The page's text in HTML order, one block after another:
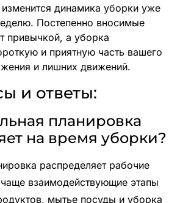
динамика уборки уже
Постепенно вносимые
привычкой, а уборка
и приятную часть вашего
и лишних движений.
и ответы:
планировка
на время уборки?
распределяет рабочие
взаимодействующие этапы
мытье посуды и уборка